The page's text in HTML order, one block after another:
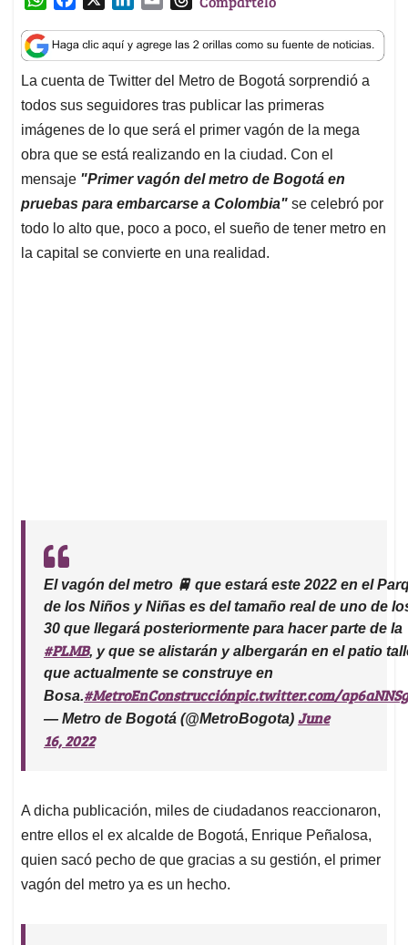
a
t
s
A
p
p
c
e
b
o
o
k
n
k
e
d
I
n
a
i
l
r
e
a
d
s
La cuenta de Twitter del Metro de Bogotá sorprendió a
todos sus seguidores tras publicar las primeras
imágenes de lo que será el primer vagón de la mega
obra que se está realizando en la ciudad. Con el
mensaje "Primer vagón del metro de Bogotá en
pruebas para embarcarse a Colombia" se celebró por
todo lo alto que, poco a poco, el sueño de tener metro en
la capital se convierte en una realidad.
El vagón del metro 🚆 que estará este 2022 en el
de los Niños y Niñas es del tamaño real de uno de
30 que llegará posteriormente para hacer parte de la
#PLMB, y que se alistarán y albergarán en el patio
que actualmente se construye en
Bosa.#MetroEnConstrucciónpic.twitter.com/
— Metro de Bogotá (@MetroBogota) June
16, 2022
A dicha publicación, miles de ciudadanos reaccionaron,
entre ellos el ex alcalde de Bogotá, Enrique Peñalosa,
quien sacó pecho de que gracias a su gestión, el primer
vagón del metro ya es un hecho.